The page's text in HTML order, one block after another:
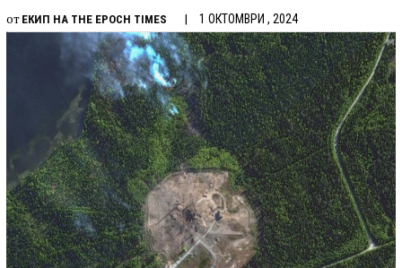
от ЕКИП НА THE EPOCH TIMES 1 ОКТОМВРИ , 2024